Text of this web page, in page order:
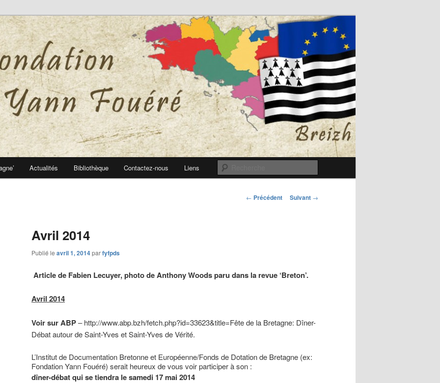
Fouéré
Fouéré
Actualités Bibliothèque Contactez-nous Liens
Navigation
← Précédent Suivant →
Avril 2014
Publié le avril 1, 2014parfyfpds
Article de Fabien Lecuyer, photo de Anthony Woods paru dans la revue ‘Breton’.
Avril 2014
Voir sur ABP– http://www.abp.bzh/fetch.php?id=33623&title=Fête de la Bretagne: Dîner-
Débat autour de Saint-Yves et Saint-Yves de Vérité.
L’Institut de Documentation Bretonne et Européenne/Fonds de Dotation de Bretagne (ex:
Fondation Yann Fouéré) serait heureux de vous voir participer à son :
dîner-débat qui se tiendra le samedi 17 mai 2014